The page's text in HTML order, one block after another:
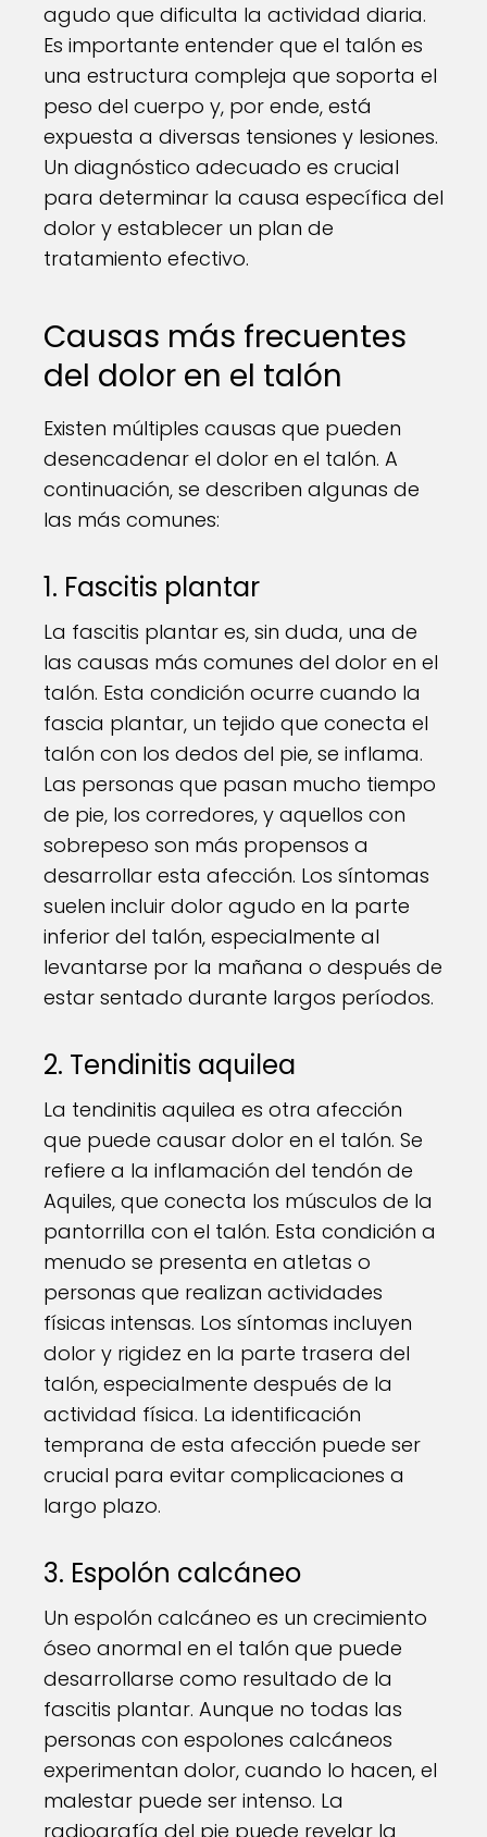
agudo que dificulta la actividad diaria.
Es importante entender que el talón es
una estructura compleja que soporta el
peso del cuerpo y, por ende, está
expuesta a diversas tensiones y lesiones.
Un diagnóstico adecuado es crucial
para determinar la causa específica del
dolor y establecer un plan de
tratamiento efectivo.
Causas más frecuentes
del dolor en el talón
Existen múltiples causas que pueden
desencadenar el dolor en el talón. A
continuación, se describen algunas de
las más comunes:
1. Fascitis plantar
La fascitis plantar es, sin duda, una de
las causas más comunes del dolor en el
talón. Esta condición ocurre cuando la
fascia plantar, un tejido que conecta el
talón con los dedos del pie, se inflama.
Las personas que pasan mucho tiempo
de pie, los corredores, y aquellos con
sobrepeso son más propensos a
desarrollar esta afección. Los síntomas
suelen incluir dolor agudo en la parte
inferior del talón, especialmente al
levantarse por la mañana o después de
estar sentado durante largos períodos.
2. Tendinitis aquilea
La tendinitis aquilea es otra afección
que puede causar dolor en el talón. Se
refiere a la inflamación del tendón de
Aquiles, que conecta los músculos de la
pantorrilla con el talón. Esta condición a
menudo se presenta en atletas o
personas que realizan actividades
físicas intensas. Los síntomas incluyen
dolor y rigidez en la parte trasera del
talón, especialmente después de la
actividad física. La identificación
temprana de esta afección puede ser
crucial para evitar complicaciones a
largo plazo.
3. Espolón calcáneo
Un espolón calcáneo es un crecimiento
óseo anormal en el talón que puede
desarrollarse como resultado de la
fascitis plantar. Aunque no todas las
personas con espolones calcáneos
experimentan dolor, cuando lo hacen, el
malestar puede ser intenso. La
radiografía del pie puede revelar la